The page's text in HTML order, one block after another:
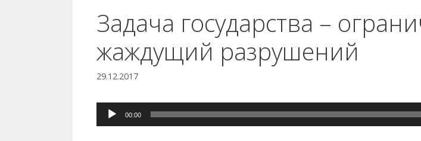
Задача государства –
жаждущий разрушений
29.12.2017
Аудиоплеер
00:00